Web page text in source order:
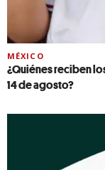
MÉXICO
¿Quiénes reciben
14 de agosto?